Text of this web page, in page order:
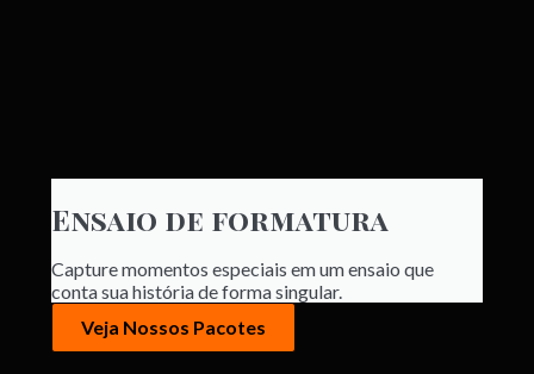
Ensaio de formatura
Capture momentos especiais em um ensaio que
conta sua história de forma singular.
Veja Nossos Pacotes